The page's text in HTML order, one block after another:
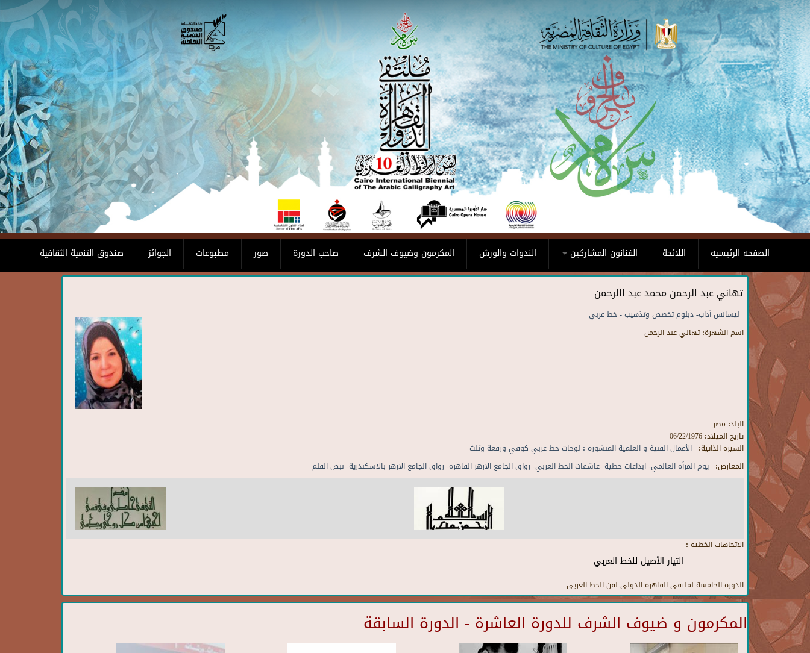
Skip to main content
صندوق التنمية الثقافية الجوائز مطبوعات صور صاحب الدورة المكرمون وضيوف الشرف الندوات والورش الفنانون المشاركين اللائحة الصفحه الرئيسيه
تهاني عبد الرحمن محمد عبد االرحمن
ليسانس أداب- دبلوم تخصص وتذهيب - خط عربي
اسم الشهرة:تهاني عبد الرحمن
البلد: مصر
تاريخ الميلاد: 06/22/1976
السيرة الذاتية: الأعمال الفنية و العلمية المنشورة : لوحات خط عربي كوفي ورقعة وثلث
المعارض: يوم المرأة العالمي- ابداعات خطية -عاشقات الخط العربي- رواق الجامع الازهر القاهرة- رواق الجامع الازهر بالاسكندرية- نبض القلم
الاتجاهات الخطية :
التيار الأصيل للخط العربي
الدورة الخامسة لملتقى القاهرة الدولى لفن الخط العريى
المكرمون و ضيوف الشرف للدورة العاشرة - الدورة السابقة